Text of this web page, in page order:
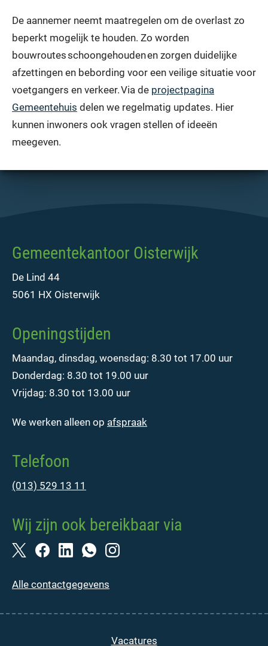
De aannemer neemt maatregelen om de overlast zo
beperkt mogelijk te houden. Zo worden
bouwroutes schoongehouden en zorgen duidelijke
afzettingen en bebording voor een veilige situatie voor
voetgangers en verkeer. Via de projectpagina
Gemeentehuis delen we regelmatig updates. Hier
kunnen inwoners ook vragen stellen of ideeën
meegeven.
Gemeentekantoor Oisterwijk
De Lind 44
5061 HX Oisterwijk
Openingstijden
Maandag, dinsdag, woensdag: 8.30 tot 17.00 uur
Donderdag: 8.30 tot 19.00 uur
Vrijdag: 8.30 tot 13.00 uur
We werken alleen op afspraak
Telefoon
(013) 529 13 11
Wij zijn ook bereikbaar via
Alle contactgegevens
Vacatures